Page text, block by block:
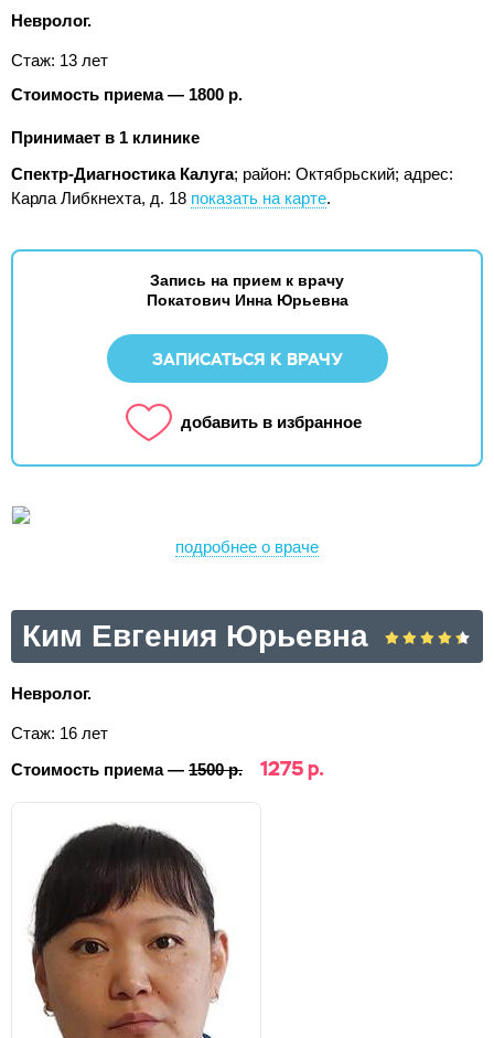
Невролог.
Стаж: 13 лет
Стоимость приема — 1800 р.
Принимает в 1 клинике
Спектр-Диагностика Калуга; район: Октябрьский; адрес:
Карла Либкнехта, д. 18 показать на карте.
Запись на прием к врачу
Покатович Инна Юрьевна
ЗАПИСАТЬСЯ К ВРАЧУ
добавить в избранное
подробнее о враче
Ким Евгения Юрьевна
Невролог.
Стаж: 16 лет
Стоимость приема — 1500 р. 1275 р.